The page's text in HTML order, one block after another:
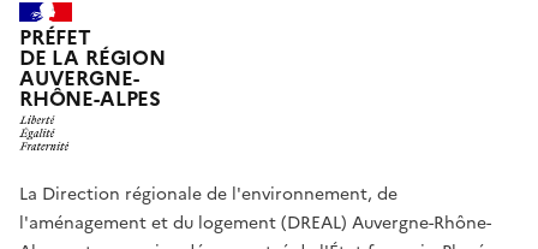
PRÉFET
DE LA RÉGION
AUVERGNE-
RHÔNE-ALPES
La Direction régionale de l'environnement, de
l'aménagement et du logement (DREAL) Auvergne-Rhône-